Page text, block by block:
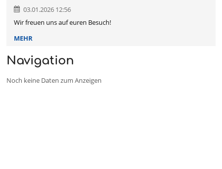
03.01.2026 12:56
Wir freuen uns auf euren Besuch!
MEHR
Navigation
Noch keine Daten zum Anzeigen